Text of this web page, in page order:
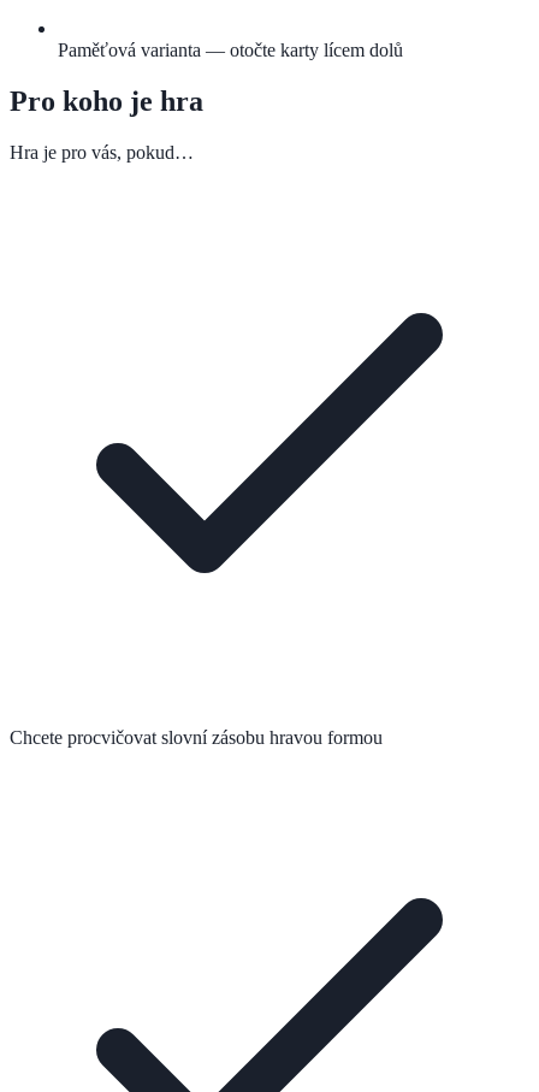
Paměťová varianta — otočte karty lícem dolů
Pro koho je hra
Hra je pro vás, pokud…
Chcete procvičovat slovní zásobu hravou formou